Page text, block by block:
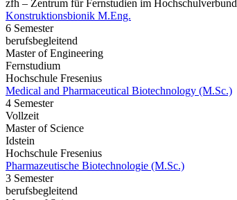
zfh – Zentrum für Fernstudien im Hochschulverbund
Konstruktionsbionik M.Eng.
6 Semester
berufsbegleitend
Master of Engineering
Fernstudium
Hochschule Fresenius
Medical and Pharmaceutical Biotechnology (M.Sc.)
4 Semester
Vollzeit
Master of Science
Idstein
Hochschule Fresenius
Pharmazeutische Biotechnologie (M.Sc.)
3 Semester
berufsbegleitend